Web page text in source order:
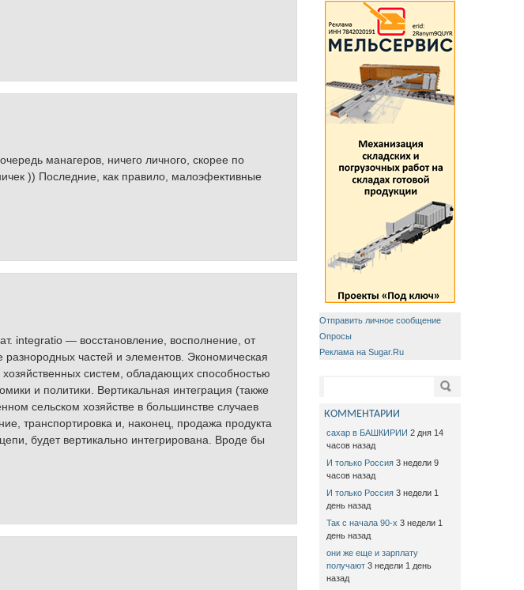
манагеров, ничего личного, скорее по
)) Последние, как правило, малоэфективные
integratio — восстановление, восполнение, от
частей и элементов. Экономическая
систем, обладающих способностью
и политики. Вертикальная интеграция (также
сельском хозяйстве в большинстве случаев
транспортировка и, наконец, продажа продукта
будет вертикально интегрирована. Вроде бы
Отправить личное сообщение
Опросы
Реклама на Sugar.Ru
Поиск
КОММЕНТАРИИ
сахар в БАШКИРИИ 2 дня 14
часов назад
И только Россия 3 недели 9
часов назад
И только Россия 3 недели 1
день назад
Так с начала 90-х 3 недели 1
день назад
они же еще и зарплату
получают 3 недели 1 день
назад